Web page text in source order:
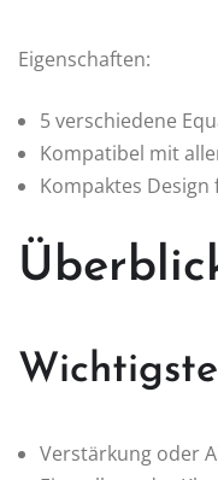
Eigenschaften:
5 verschiedene
Kompatibel mit
Kompaktes
Verstärkung oder